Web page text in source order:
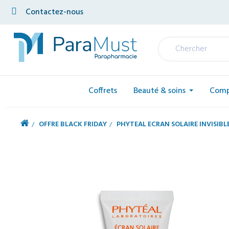
Contactez-nous
Coffrets Beauté & soins
OFFRE BLACK FRIDAY PHYTEAL ECRAN SOLAIRE